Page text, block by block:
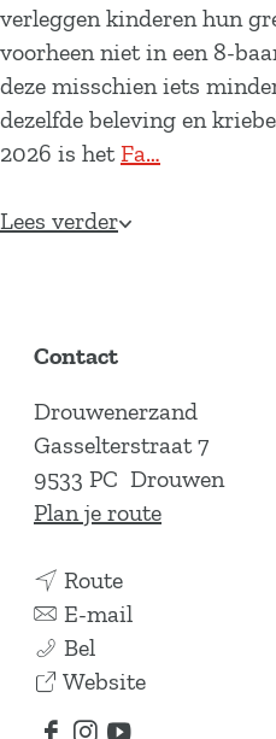
verleggen kinderen hun
voorheen niet in een 8-
deze misschien iets
dezelfde beleving en
2026 is hetFa…
Lees verder
Contact
Drouwenerzand
Gasselterstraat 7
9533 PC Drouwen
Plan je routen
Routen
a
r
E-mailn
a
BelD
r
o
Websitev